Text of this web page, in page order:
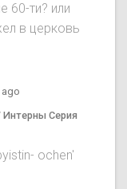
60-ти? или
в церковь
Интерны Серия
ochen'